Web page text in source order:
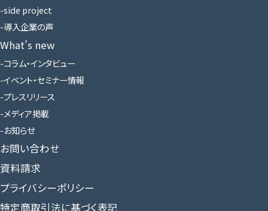
side project
導入企業の声
What’s new
コラム・インタビュー
イベント・セミナー情報
プレスリリース
メディア掲載
お知らせ
お問い合わせ
資料請求
プライバシーポリシー
特定商取引法に基づく表記